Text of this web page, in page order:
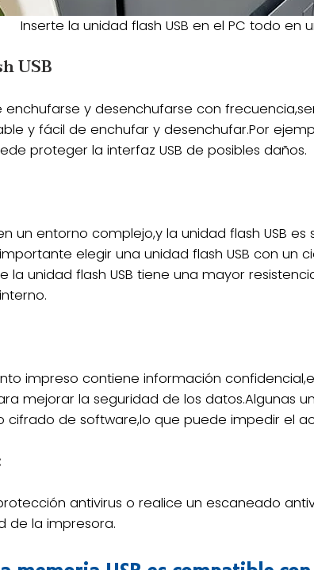
Inserte la unidad flash USB en el PC todo en
USB
enchufarse y desenchufarse con
y fácil de enchufar y desenchufar.Por
proteger la interfaz USB de posibles daños.
un entorno complejo,y la unidad flash USB
elegir una unidad flash USB con un
unidad flash USB tiene una mayor
impreso contiene información
mejorar la seguridad de los datos.Algunas
de software,lo que puede impedir el
antivirus o realice un escaneado
de la impresora.